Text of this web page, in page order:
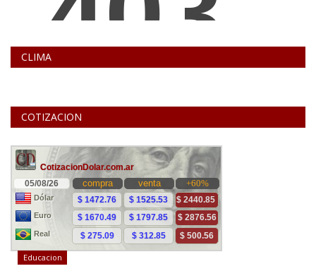
CLIMA
COTIZACION
Educacion